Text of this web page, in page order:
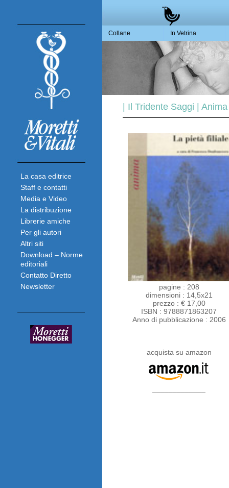
La casa editrice
Staff e contatti
Media e Video
La distribuzione
Librerie amiche
Per gli autori
Altri siti
Download – Norme
editoriali
Contatto Diretto
Newsletter
Collane In Vetrina
| Il Tridente Saggi | Anima
pagine : 208
dimensioni : 14,5x21
prezzo : € 17,00
ISBN : 9788871863207
Anno di pubblicazione : 2006
acquista su amazon